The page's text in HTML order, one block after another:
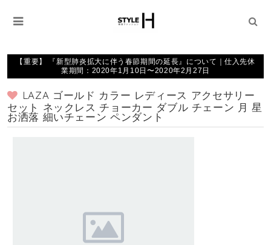
【重要】 『新型肺炎拡大に伴う春節期間の延長』について｜仕入先休
業期間：2020年1月10日〜2020年2月27日
LAZA ゴールド カラー レディース アクセサリー
セット ネックレス チョーカー ダブル チェーン 月 星
お洒落 細いチェーン ペンダント